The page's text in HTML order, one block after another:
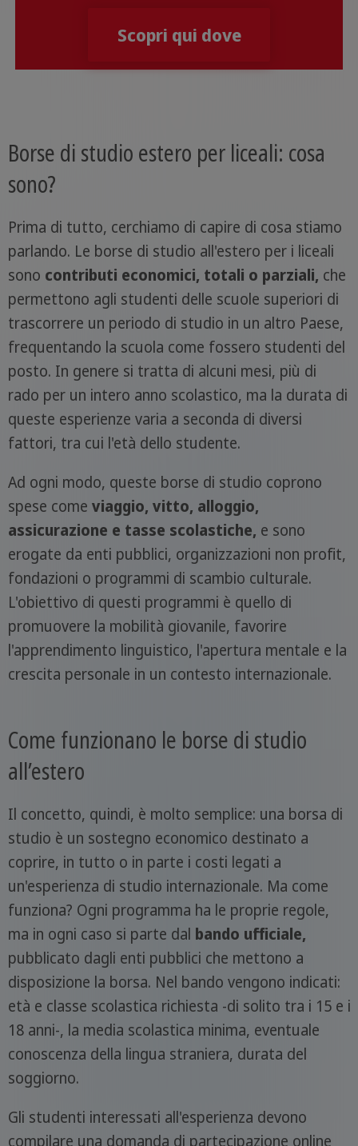
Scopri qui dove
Borse di studio estero per liceali: cosa
sono?
Prima di tutto, cerchiamo di capire di cosa stiamo
parlando. Le borse di studio all'estero per i liceali
sono contributi economici, totali o parziali, che
permettono agli studenti delle scuole superiori di
trascorrere un periodo di studio in un altro Paese,
frequentando la scuola come fossero studenti del
posto. In genere si tratta di alcuni mesi, più di
rado per un intero anno scolastico, ma la durata di
queste esperienze varia a seconda di diversi
fattori, tra cui l'età dello studente.
Ad ogni modo, queste borse di studio coprono
spese come viaggio, vitto, alloggio,
assicurazione e tasse scolastiche, e sono
erogate da enti pubblici, organizzazioni non profit,
fondazioni o programmi di scambio culturale.
L'obiettivo di questi programmi è quello di
promuovere la mobilità giovanile, favorire
l'apprendimento linguistico, l'apertura mentale e la
crescita personale in un contesto internazionale.
Come funzionano le borse di studio
all’estero
Il concetto, quindi, è molto semplice: una borsa di
studio è un sostegno economico destinato a
coprire, in tutto o in parte i costi legati a
un'esperienza di studio internazionale. Ma come
funziona? Ogni programma ha le proprie regole,
ma in ogni caso si parte dal bando ufficiale,
pubblicato dagli enti pubblici che mettono a
disposizione la borsa. Nel bando vengono indicati:
età e classe scolastica richiesta -di solito tra i 15 e i
18 anni-, la media scolastica minima, eventuale
conoscenza della lingua straniera, durata del
soggiorno.
Gli studenti interessati all'esperienza devono
compilare una domanda di partecipazione online